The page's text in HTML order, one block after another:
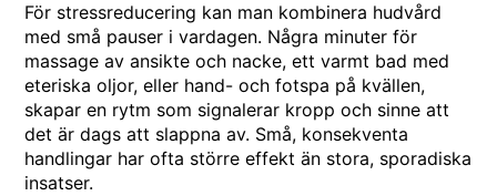
För stressreducering kan man kombinera hudvård
med små pauser i vardagen. Några minuter för
massage av ansikte och nacke, ett varmt bad med
eteriska oljor, eller hand- och fotspa på kvällen,
skapar en rytm som signalerar kropp och sinne att
det är dags att slappna av. Små, konsekventa
handlingar har ofta större effekt än stora, sporadiska
insatser.